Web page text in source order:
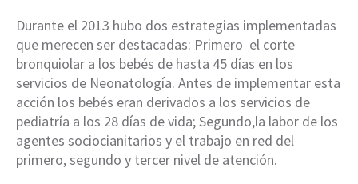
Durante el 2013 hubo dos estrategias implementadas
que merecen ser destacadas: Primero el corte
bronquiolar a los bebés de hasta 45 días en los
servicios de Neonatología. Antes de implementar esta
acción los bebés eran derivados a los servicios de
pediatría a los 28 días de vida; Segundo,la labor de los
agentes sociocianitarios y el trabajo en red del
primero, segundo y tercer nivel de atención.